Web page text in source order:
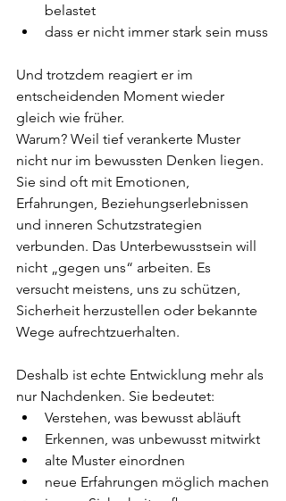
belastet
dass er nicht immer stark sein muss
Und trotzdem reagiert er im
entscheidenden Moment wieder
gleich wie früher.
Warum? Weil tief verankerte Muster
nicht nur im bewussten Denken liegen.
Sie sind oft mit Emotionen,
Erfahrungen, Beziehungserlebnissen
und inneren Schutzstrategien
verbunden. Das Unterbewusstsein will
nicht „gegen uns“ arbeiten. Es
versucht meistens, uns zu schützen,
Sicherheit herzustellen oder bekannte
Wege aufrechtzuerhalten.
Deshalb ist echte Entwicklung mehr als
nur Nachdenken. Sie bedeutet:
Verstehen, was bewusst abläuft
Erkennen, was unbewusst mitwirkt
alte Muster einordnen
neue Erfahrungen möglich machen